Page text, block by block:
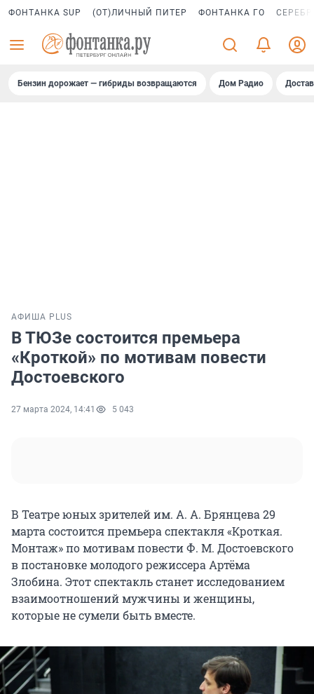
ФОНТАНКА SUP (ОТ)ЛИЧНЫЙ ПИТЕР ФОНТАНКА ГО
Бензин дорожает — гибриды возвращаются Дом Радио
АФИША PLUS
В ТЮЗе состоится премьера
«Кроткой» по мотивам повести
Достоевского
27 марта 2024, 14:41 5 043
В Театре юных зрителей им. А. А. Брянцева 29
марта состоится премьера спектакля «Кроткая.
Монтаж» по мотивам повести Ф. М. Достоевского
в постановке молодого режиссера Артёма
Злобина. Этот спектакль станет исследованием
взаимоотношений мужчины и женщины,
которые не сумели быть вместе.